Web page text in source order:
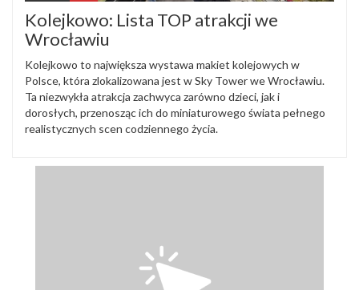
Kolejkowo: Lista TOP atrakcji we
Wrocławiu
Kolejkowo to największa wystawa makiet kolejowych w
Polsce, która zlokalizowana jest w Sky Tower we Wrocławiu.
Ta niezwykła atrakcja zachwyca zarówno dzieci, jak i
dorosłych, przenosząc ich do miniaturowego świata pełnego
realistycznych scen codziennego życia.